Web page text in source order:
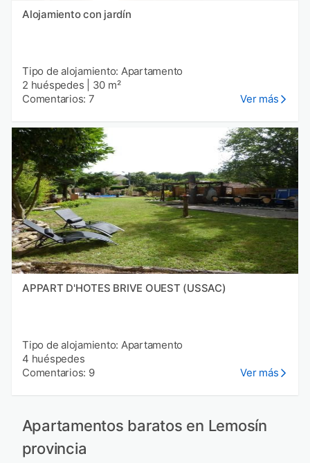
Alojamiento con jardín
Tipo de alojamiento: Apartamento
2 huéspedes
30 m²
Comentarios: 7
Ver más
APPART D'HOTES BRIVE OUEST (USSAC)
Tipo de alojamiento: Apartamento
4 huéspedes
Comentarios: 9
Ver más
Apartamentos baratos en Lemosín
provincia